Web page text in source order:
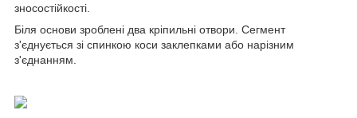
зносостійкості.
Біля основи зроблені два кріпильні отвори. Сегмент
з'єднується зі спинкою коси заклепками або нарізним
з'єднанням.